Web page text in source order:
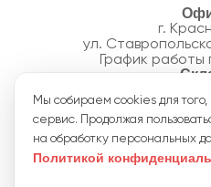
г.
ул.
График работы
п. Новознаменский,
График работы
Политика
Согласие на
Мы собираем cookies для
сервис. Продолжая
на обработку персональных
Политикой